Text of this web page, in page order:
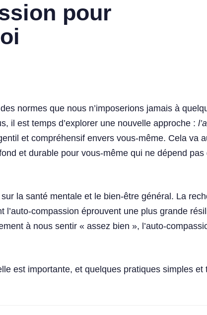
pour
normes que nous n’imposerions jamais à
il est temps d’explorer une nouvelle approche :
et compréhensif envers vous-même. Cela va
et durable pour vous-même qui ne dépend
la santé mentale et le bien-être général. La
compassion éprouvent une plus grande
à nous sentir « assez bien », l’auto-
est importante, et quelques pratiques simples et